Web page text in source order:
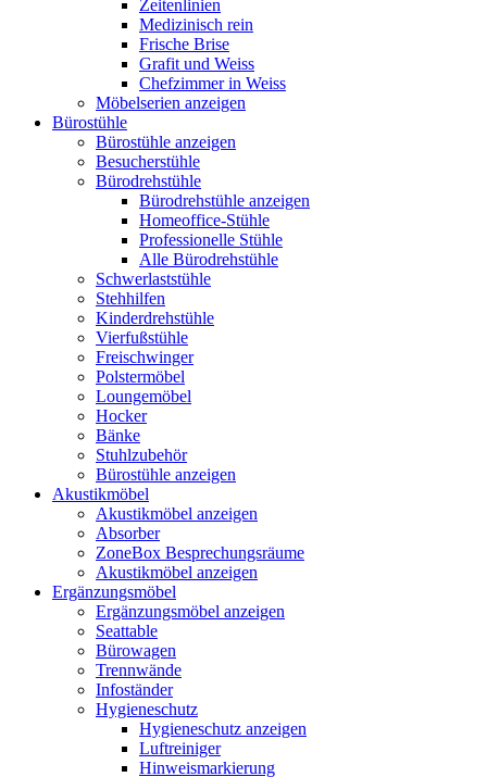
Zeitenlinien
Medizinisch rein
Frische Brise
Grafit und Weiss
Chefzimmer in Weiss
Möbelserien anzeigen
Bürostühle
Bürostühle anzeigen
Besucherstühle
Bürodrehstühle
Bürodrehstühle anzeigen
Homeoffice-Stühle
Professionelle Stühle
Alle Bürodrehstühle
Schwerlaststühle
Stehhilfen
Kinderdrehstühle
Vierfußstühle
Freischwinger
Polstermöbel
Loungemöbel
Hocker
Bänke
Stuhlzubehör
Bürostühle anzeigen
Akustikmöbel
Akustikmöbel anzeigen
Absorber
ZoneBox Besprechungsräume
Akustikmöbel anzeigen
Ergänzungsmöbel
Ergänzungsmöbel anzeigen
Seattable
Bürowagen
Trennwände
Infoständer
Hygieneschutz
Hygieneschutz anzeigen
Luftreiniger
Hinweismarkierung